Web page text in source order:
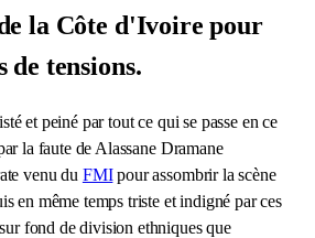
la Côte d'Ivoire pour
de tensions.
et peiné par tout ce qui se passe en ce
la faute de Alassane Dramane
venu du FMIpour assombrir la scène
en même temps triste et indigné par ces
fond de division ethniques que